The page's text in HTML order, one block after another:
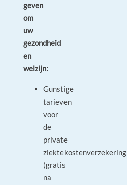
geven
om
uw
gezondheid
en
welzijn:
Gunstige
tarieven
voor
de
private
ziektekostenverzekering
(gratis
na